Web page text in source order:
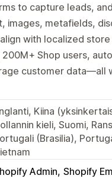
to capture leads,
images, metafields,
with localized
Shop users,
customer data—all
Kiina
kieli, Suomi,
(Brasilia),
Admin Shopify